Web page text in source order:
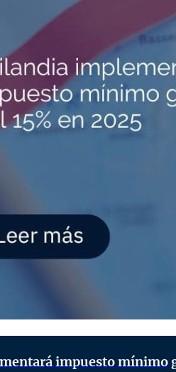
impuesto mínimo